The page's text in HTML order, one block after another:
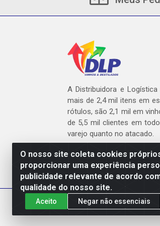
O nosso site coleta cookies
proporcionar uma experiência
publicidade relevante de acordo
qualidade do nosso site.
Aceito Negar não essenciais
A Distribuidora e
mais de 2,4 mil itens em
rótulos, são 2,1 mil em
de 5,5 mil clientes em
varejo quanto no atacado.